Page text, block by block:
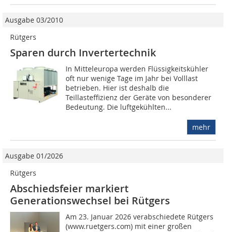
Ausgabe 03/2010
Rütgers
Sparen durch Invertertechnik
In Mitteleuropa werden Flüssigkeitskühler
oft nur wenige Tage im Jahr bei Volllast
betrieben. Hier ist deshalb die
Teillasteffizienz der Geräte von besonderer
Bedeutung. Die luftgekühlten...
mehr
Ausgabe 01/2026
Rütgers
Abschiedsfeier markiert
Generationswechsel bei Rütgers
Am 23. Januar 2026 verabschiedete Rütgers
(www.ruetgers.com) mit einer großen